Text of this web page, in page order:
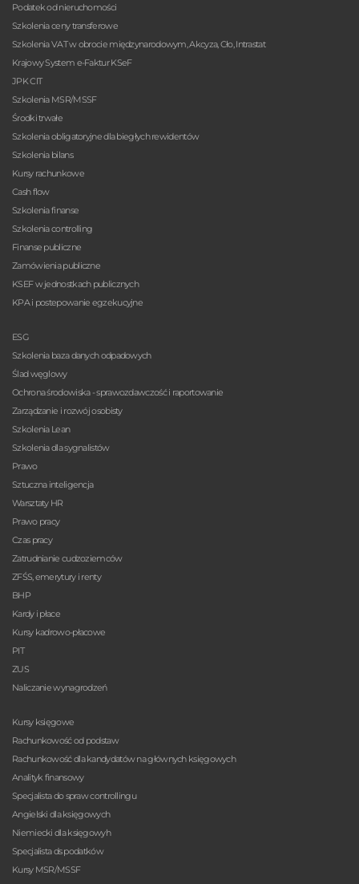
Podatek od nieruchomości
Szkolenia ceny transferowe
Szkolenia VAT w obrocie międzynarodowym, Akcyza, Cło, Intrastat
Krajowy System e-Faktur KSeF
JPK CIT
Szkolenia MSR/MSSF
Środki trwałe
Szkolenia obligatoryjne dla biegłych rewidentów
Szkolenia bilans
Kursy rachunkowe
Cash flow
Szkolenia finanse
Szkolenia controlling
Finanse publiczne
Zamówienia publiczne
KSEF w jednostkach publicznych
KPA i postepowanie egzekucyjne
ESG
Szkolenia baza danych odpadowych
Ślad węglowy
Ochrona środowiska - sprawozdawczość i raportowanie
Zarządzanie i rozwój osobisty
Szkolenia Lean
Szkolenia dla sygnalistów
Prawo
Sztuczna inteligencja
Warsztaty HR
Prawo pracy
Czas pracy
Zatrudnianie cudzoziemców
ZFŚS, emerytury i renty
BHP
Kardy i płace
Kursy kadrowo-płacowe
PIT
ZUS
Naliczanie wynagrodzeń
Kursy księgowe
Rachunkowość od podstaw
Rachunkowość dla kandydatów na głównych księgowych
Analityk finansowy
Specjalista do spraw controllingu
Angielski dla księgowych
Niemiecki dla księgowyh
Specjalista ds podatków
Kursy MSR/MSSF